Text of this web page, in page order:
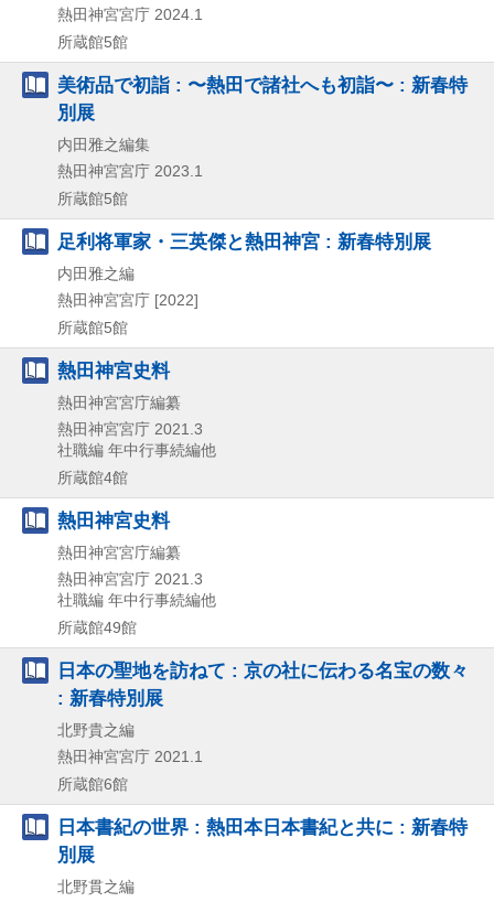
熱田神宮宮庁 2024.1
所蔵館5館
美術品で初詣 : 〜熱田で諸社へも初詣〜 : 新春特
別展
内田雅之編集
熱田神宮宮庁 2023.1
所蔵館5館
足利将軍家・三英傑と熱田神宮 : 新春特別展
内田雅之編
熱田神宮宮庁 [2022]
所蔵館5館
熱田神宮史料
熱田神宮宮庁編纂
熱田神宮宮庁 2021.3
社職編 年中行事続編他
所蔵館4館
熱田神宮史料
熱田神宮宮庁編纂
熱田神宮宮庁 2021.3
社職編 年中行事続編他
所蔵館49館
日本の聖地を訪ねて : 京の社に伝わる名宝の数々
: 新春特別展
北野貴之編
熱田神宮宮庁 2021.1
所蔵館6館
日本書紀の世界 : 熱田本日本書紀と共に : 新春特
別展
北野貫之編